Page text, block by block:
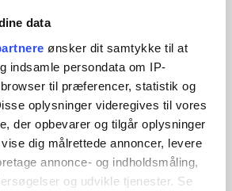
data
ønsker dit samtykke til at
indsamle persondata om IP-
til præferencer, statistik og
oplysninger videregives til vores
der opbevarer og tilgår oplysninger
dig målrettede annoncer, levere
annonce- og indholdsmåling,
og udvikle tjenester. Se
og Plads:
på 1,5 cm, tilbyder ASG Fitnessmåtte
for en række øvelser, sikrer masser
komfort under din træning.
Det avancerede skridsikre
at måtten forbliver fast plantet på
giver dig friheden til at udforske og
med fuld tillid.
Nyd godt af måttens elastiske
der skånsomt beskytter dine